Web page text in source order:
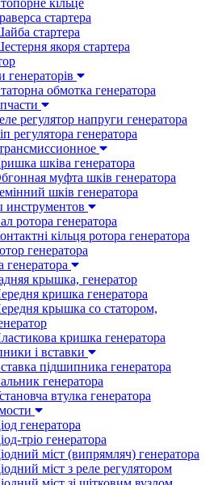
кільце
стартера
стартера
якоря стартера
генераторів
обмотка генератора
регулятор напруги генератора
регулятора генератора
шківа генератора
муфта шків генератора
шків генератора
инструментов
ротора генератора
кільця ротора генератора
генератора
крышка, генератор
кришка генератора
крышка со статором,
кришка генератора
і вставки
підшипника генератора
генератора
втулка генератора
генератора
тріо генератора
міст (випрямляч) генератора
міст з реле регулятором